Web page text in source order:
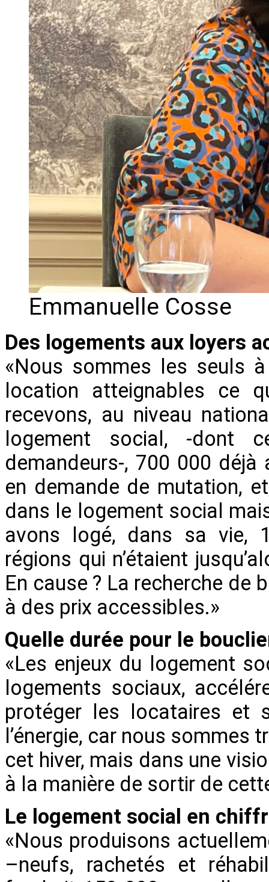
Emmanuelle Cosse
Des logements aux loyers
«Nous sommes les seuls
location atteignables ce
recevons, au niveau
logement social, -dont
demandeurs-, 700 000
en demande de mutation,
dans le logement social
avons logé, dans sa vie,
régions qui n’étaient
En cause ? La recherche de
à des prix accessibles.»
Quelle durée pour le
«Les enjeux du logement
logements sociaux,
protéger les locataires et
l’énergie, car nous sommes
cet hiver, mais dans une
à la manière de sortir de
Le logement social en
«Nous produisons
–neufs, rachetés et